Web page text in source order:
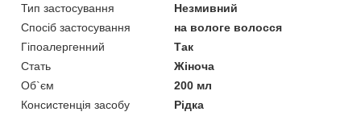
Тип застосування
Незмивний
Спосіб застосування
на вологе волосся
Гіпоалергенний
Так
Стать
Жіноча
Об`єм
200 мл
Консистенція засобу
Рідка